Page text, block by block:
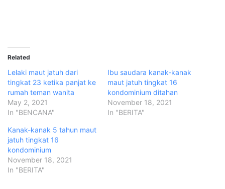
Related
Lelaki maut jatuh dari
tingkat 23 ketika panjat ke
rumah teman wanita
May 2, 2021
In "BENCANA"
Ibu saudara kanak-kanak
maut jatuh tingkat 16
kondominium ditahan
November 18, 2021
In "BERITA"
Kanak-kanak 5 tahun maut
jatuh tingkat 16
kondominium
November 18, 2021
In "BERITA"